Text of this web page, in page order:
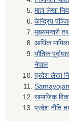
माहा लेखा
केन्द्रिय
मुख्यमन्त्री
आर्थिक
भौतिक
नेपाल
प्रदेश लेखा
सामाजिक
प्रदेश नीति